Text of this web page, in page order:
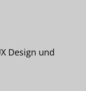
Design und